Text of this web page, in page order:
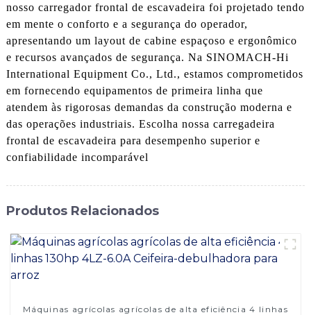
nosso carregador frontal de escavadeira foi projetado tendo
em mente o conforto e a segurança do operador,
apresentando um layout de cabine espaçoso e ergonômico
e recursos avançados de segurança. Na SINOMACH-Hi
International Equipment Co., Ltd., estamos comprometidos
em fornecendo equipamentos de primeira linha que
atendem às rigorosas demandas da construção moderna e
das operações industriais. Escolha nossa carregadeira
frontal de escavadeira para desempenho superior e
confiabilidade incomparável
Produtos Relacionados
Máquinas agrícolas agrícolas de alta eficiência 4 linhas